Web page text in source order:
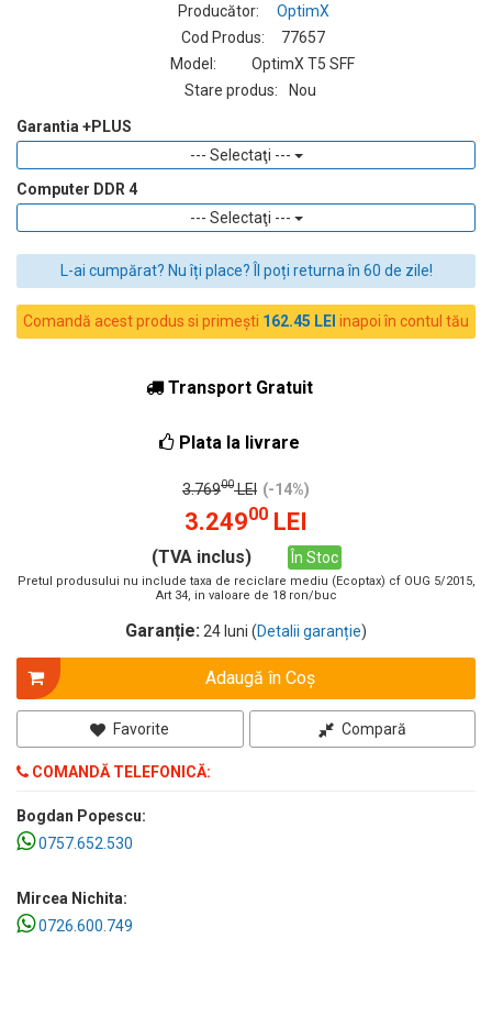
Producător:
OptimX
Cod Produs:
77657
Model:
OptimX T5 SFF
Stare produs:
Nou
Garantia +PLUS
--- Selectaţi ---
Computer DDR 4
--- Selectaţi ---
L-ai cumpărat? Nu îți place? Îl poți returna în 60 de zile!
Comandă acest produs si primești 162.45 LEI inapoi în contul tău
Transport Gratuit
Plata la livrare
3.76900LEI (-14%)
3.24900 LEI
(TVA inclus) În Stoc
Pretul produsului nu include taxa de reciclare mediu (Ecoptax) cf OUG 5/2015,
Art 34, in valoare de 18 ron/buc
Garanție: 24 luni (Detalii garanție)
Adaugă în Coş
Favorite Compară
COMANDĂ TELEFONICĂ:
Bogdan Popescu:
0757.652.530
Mircea Nichita:
0726.600.749